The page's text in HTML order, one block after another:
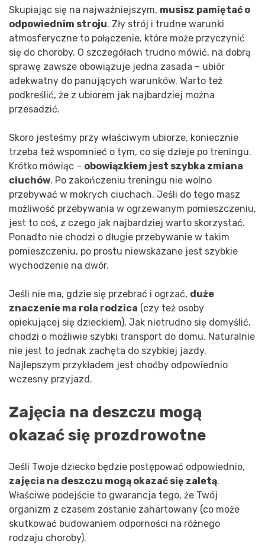
Skupiając się na najważniejszym, musisz pamiętać o
odpowiednim stroju. Zły strój i trudne warunki
atmosferyczne to połączenie, które może przyczynić
się do choroby. O szczegółach trudno mówić, na dobrą
sprawę zawsze obowiązuje jedna zasada – ubiór
adekwatny do panujących warunków. Warto też
podkreślić, że z ubiorem jak najbardziej można
przesadzić.
Skoro jesteśmy przy właściwym ubiorze, koniecznie
trzeba też wspomnieć o tym, co się dzieje po treningu.
Krótko mówiąc – obowiązkiem jest szybka zmiana
ciuchów. Po zakończeniu treningu nie wolno
przebywać w mokrych ciuchach. Jeśli do tego masz
możliwość przebywania w ogrzewanym pomieszczeniu,
jest to coś, z czego jak najbardziej warto skorzystać.
Ponadto nie chodzi o długie przebywanie w takim
pomieszczeniu, po prostu niewskazane jest szybkie
wychodzenie na dwór.
Jeśli nie ma, gdzie się przebrać i ogrzać, duże
znaczenie ma rola rodzica (czy też osoby
opiekującej się dzieckiem). Jak nietrudno się domyślić,
chodzi o możliwie szybki transport do domu. Naturalnie
nie jest to jednak zachęta do szybkiej jazdy.
Najlepszym przykładem jest choćby odpowiednio
wczesny przyjazd.
Zajęcia na deszczu mogą
okazać się prozdrowotne
Jeśli Twoje dziecko będzie postępować odpowiednio,
zajęcia na deszczu mogą okazać się zaletą.
Właściwe podejście to gwarancja tego, że Twój
organizm z czasem zostanie zahartowany (co może
skutkować budowaniem odporności na różnego
rodzaju choroby).